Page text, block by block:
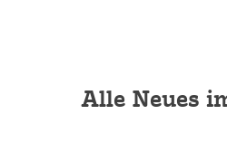
Alle Neues